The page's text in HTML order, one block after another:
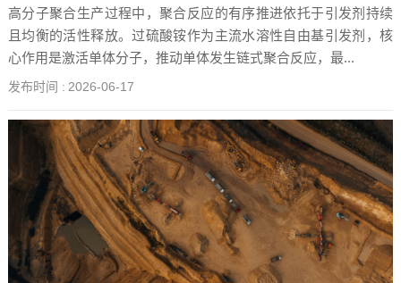
高分子聚合生产过程中，聚合反应的有序推进依托于引发剂持续
且均衡的活性释放。过硫酸铵作为主流水溶性自由基引发剂，核
心作用是激活单体分子，推动单体发生链式聚合反应，最...
发布时间 : 2026-06-17